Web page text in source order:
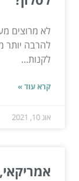
לא מרוצים
להרבה יותר
לקנות...
קרא עוד »
אוג 10, 2021